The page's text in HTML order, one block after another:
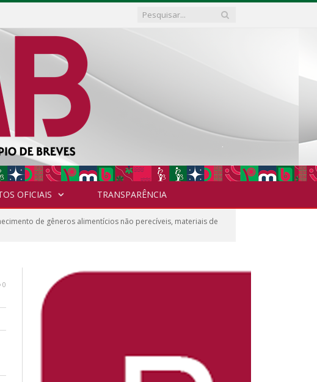
OFICIAIS TRANSPARÊNCIA
de gêneros alimentícios não perecíveis, materiais de
0